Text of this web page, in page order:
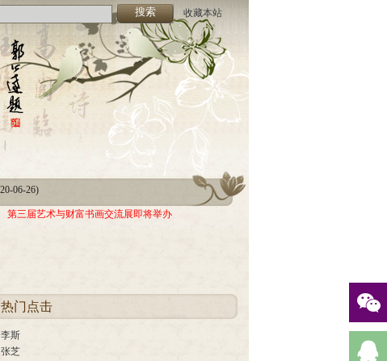
收藏本站
06-26)
06-26)
22)
08-05)
第三届艺术与财富书画交流展即将举办
热门点击
李斯
张芝